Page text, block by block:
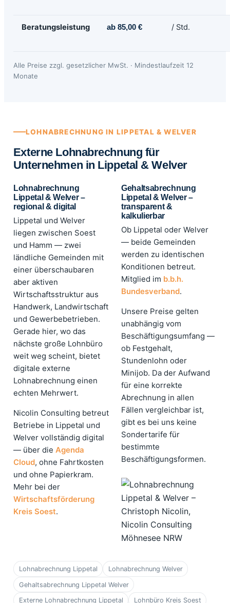
Beratungsleistung ab 85,00 € / Std.
Alle Preise zzgl. gesetzlicher MwSt. · Mindestlaufzeit 12
Monate
LOHNABRECHNUNG IN LIPPETAL & WELVER
Externe Lohnabrechnung für
Unternehmen in Lippetal & Welver
Lohnabrechnung
Lippetal & Welver –
regional & digital
Lippetal und Welver
liegen zwischen Soest
und Hamm — zwei
ländliche Gemeinden mit
einer überschaubaren
aber aktiven
Wirtschaftsstruktur aus
Handwerk, Landwirtschaft
und Gewerbebetrieben.
Gerade hier, wo das
nächste große Lohnbüro
weit weg scheint, bietet
digitale externe
Lohnabrechnung einen
echten Mehrwert.
Nicolin Consulting betreut
Betriebe in Lippetal und
Welver vollständig digital
— über die Agenda
Cloud, ohne Fahrtkosten
und ohne Papierkram.
Mehr bei der
Wirtschaftsförderung
Kreis Soest.
Gehaltsabrechnung
Lippetal & Welver –
transparent &
kalkulierbar
Ob Lippetal oder Welver
— beide Gemeinden
werden zu identischen
Konditionen betreut.
Mitglied im b.b.h.
Bundesverband.
Unsere Preise gelten
unabhängig vom
Beschäftigungsumfang —
ob Festgehalt,
Stundenlohn oder
Minijob. Da der Aufwand
für eine korrekte
Abrechnung in allen
Fällen vergleichbar ist,
gibt es bei uns keine
Sondertarife für
bestimmte
Beschäftigungsformen.
Lohnabrechnung Lippetal Lohnabrechnung Welver
Gehaltsabrechnung Lippetal Welver
Externe Lohnabrechnung Lippetal Lohnbüro Kreis Soest